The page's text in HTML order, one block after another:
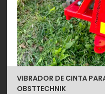
VIBRADOR DE CINTA
OBSTTECHNIK